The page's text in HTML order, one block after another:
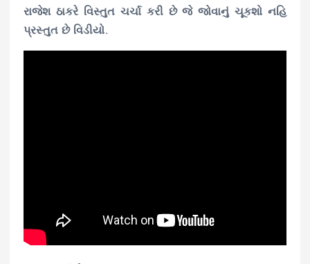
રાજેશ ઠાકરે વિસ્તુત ચર્ચા કરી છે જે જોવાનું ચૂકશો નહિ
પ્રસ્તુત છે વિડીયો.